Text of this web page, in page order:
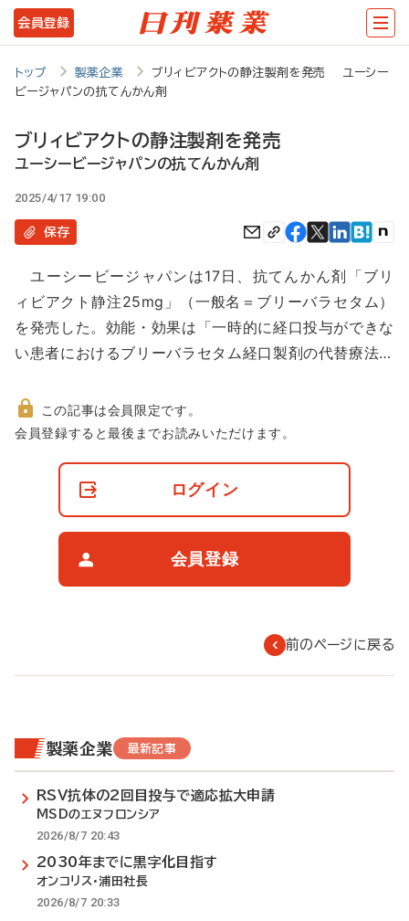
メ
イ
ツ
に
会員登録
トップ 製薬企業
ブリィビアクトの静注製剤を発売 ユーシー
ビージャパンの抗てんかん剤
ブリィビアクトの静注製剤を発売
ユーシービージャパンの抗てんかん剤
2025/4/17 19:00
保存
ユーシービージャパンは17日、抗てんかん剤「ブリ
ィビアクト静注25mg」（一般名＝ブリーバラセタム）
を発売した。効能・効果は「一時的に経口投与ができな
い患者におけるブリーバラセタム経口製剤の代替療法…
非
この記事は会員限定です。
会員登録すると最後までお読みいただけます。
ログイン
会員登録
前のページに戻る
製薬企業 最新記事
RSV抗体の2回目投与で適応拡大申請
MSDのエヌフロンシア
2026/8/7 20:43
2030年までに黒字化目指す
オンコリス・浦田社長
2026/8/7 20:33